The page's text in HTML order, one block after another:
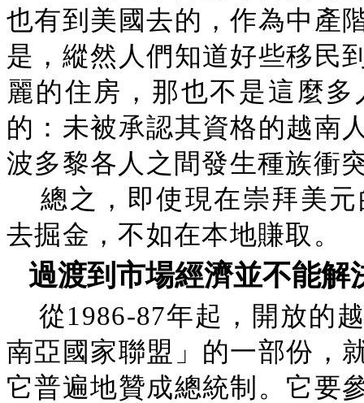
也有到美國去的，作為中產
是，縱然人們知道好些移民
麗的住房，那也不是這麼
的：未被承認其資格的越南
波多黎各人之間發生種族衝
總之，即使現在崇拜美
去掘金，不如在本地賺取。
過渡到市場經濟並不能解
從1986-87年起，開放的
南亞國家聯盟」的一部份，
它普遍地贊成總統制。它要